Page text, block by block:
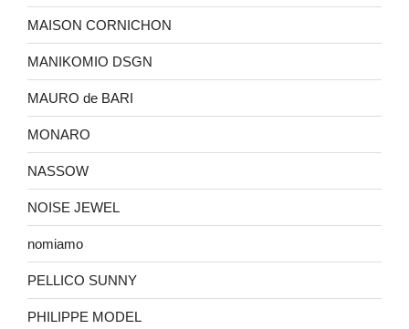
MAISON CORNICHON
MANIKOMIO DSGN
MAURO de BARI
MONARO
NASSOW
NOISE JEWEL
nomiamo
PELLICO SUNNY
PHILIPPE MODEL